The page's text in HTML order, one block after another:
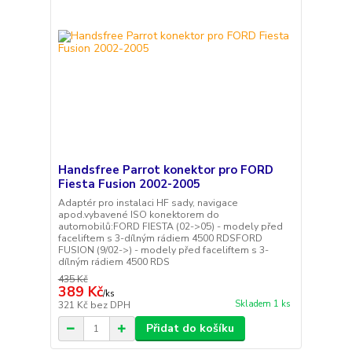
Handsfree Parrot konektor pro FORD
Fiesta Fusion 2002-2005
Adaptér pro instalaci HF sady, navigace
apod.vybavené ISO konektorem do
automobilů:FORD FIESTA (02->05) - modely před
faceliftem s 3-dílným rádiem 4500 RDSFORD
FUSION (9/02->) - modely před faceliftem s 3-
dílným rádiem 4500 RDS
435 Kč
389 Kč/ks
321 Kč bez DPH Skladem 1 ks
Přidat do košíku